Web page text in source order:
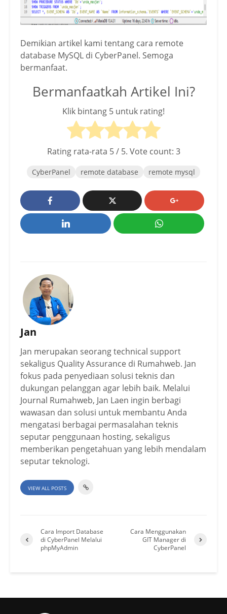
Demikian artikel kami tentang cara remote
database MySQL di CyberPanel. Semoga
bermanfaat.
Bermanfaatkah Artikel Ini?
Klik bintang 5 untuk rating!
Rating rata-rata 5/ 5. Vote count: 3
CyberPanel remote database remote mysql
Jan
Jan merupakan seorang technical support
sekaligus Quality Assurance di Rumahweb. Jan
fokus pada penyediaan solusi teknis dan
dukungan pelanggan agar lebih baik. Melalui
Journal Rumahweb, Jan Laen ingin berbagi
wawasan dan solusi untuk membantu Anda
mengatasi berbagai permasalahan teknis
seputar penggunaan hosting, sekaligus
memberikan pengetahuan yang lebih mendalam
seputar teknologi.
VIEW ALL POSTS
Cara Import Database
di CyberPanel Melalui
phpMyAdmin
Cara Menggunakan
GIT Manager di
CyberPanel